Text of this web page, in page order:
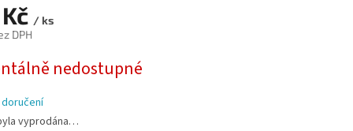
/ ks
DPH
nedostupné
vyprodána…